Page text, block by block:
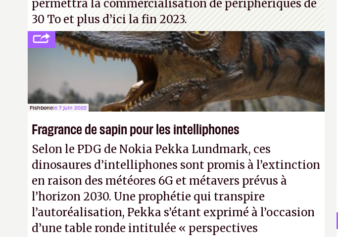
permettra la commercialisation de périphériques de
30 To et plus d’ici la fin 2023.
Fishbonele 7 juin 2022
Fragrance de sapin pour les intelliphones
Selon le PDG de Nokia Pekka Lundmark, ces
dinosaures d’intelliphones sont promis à l’extinction
en raison des météores 6G et métavers prévus à
l’horizon 2030. Une prophétie qui transpire
l’autoréalisation, Pekka s’étant exprimé à l’occasion
d’une table ronde intitulée « perspectives